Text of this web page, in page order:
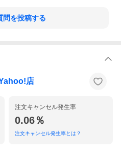
問を投稿する
店
注文キャンセル発生率
0.06％
注文キャンセル発生率とは？